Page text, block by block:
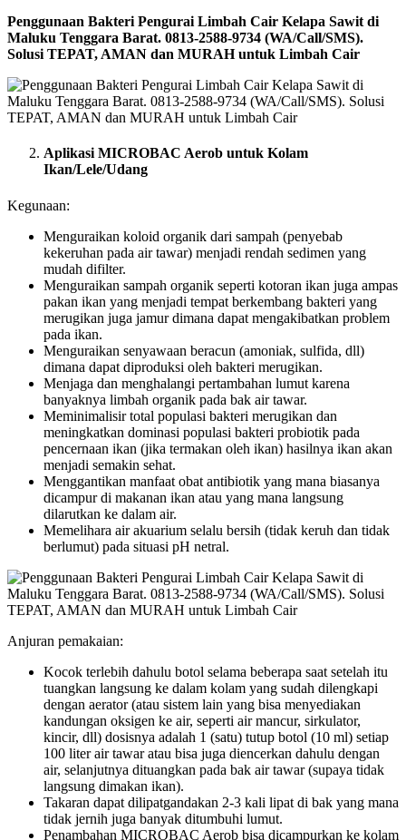
Penggunaan Bakteri Pengurai Limbah Cair Kelapa Sawit di
Maluku Tenggara Barat. 0813-2588-9734 (WA/Call/SMS).
Solusi TEPAT, AMAN dan MURAH untuk Limbah Cair
Aplikasi MICROBAC Aerob untuk Kolam
Ikan/Lele/Udang
Kegunaan:
Menguraikan koloid organik dari sampah (penyebab
kekeruhan pada air tawar) menjadi rendah sedimen yang
mudah difilter.
Menguraikan sampah organik seperti kotoran ikan juga ampas
pakan ikan yang menjadi tempat berkembang bakteri yang
merugikan juga jamur dimana dapat mengakibatkan problem
pada ikan.
Menguraikan senyawaan beracun (amoniak, sulfida, dll)
dimana dapat diproduksi oleh bakteri merugikan.
Menjaga dan menghalangi pertambahan lumut karena
banyaknya limbah organik pada bak air tawar.
Meminimalisir total populasi bakteri merugikan dan
meningkatkan dominasi populasi bakteri probiotik pada
pencernaan ikan (jika termakan oleh ikan) hasilnya ikan akan
menjadi semakin sehat.
Menggantikan manfaat obat antibiotik yang mana biasanya
dicampur di makanan ikan atau yang mana langsung
dilarutkan ke dalam air.
Memelihara air akuarium selalu bersih (tidak keruh dan tidak
berlumut) pada situasi pH netral.
Anjuran pemakaian:
Kocok terlebih dahulu botol selama beberapa saat setelah itu
tuangkan langsung ke dalam kolam yang sudah dilengkapi
dengan aerator (atau sistem lain yang bisa menyediakan
kandungan oksigen ke air, seperti air mancur, sirkulator,
kincir, dll) dosisnya adalah 1 (satu) tutup botol (10 ml) setiap
100 liter air tawar atau bisa juga diencerkan dahulu dengan
air, selanjutnya dituangkan pada bak air tawar (supaya tidak
langsung dimakan ikan).
Takaran dapat dilipatgandakan 2-3 kali lipat di bak yang mana
tidak jernih juga banyak ditumbuhi lumut.
Penambahan MICROBAC Aerob bisa dicampurkan ke kolam